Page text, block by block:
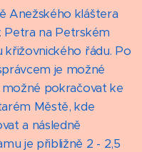
Anežského kláštera
Petra na Petrském
křižovnického řádu. Po
je možné
pokračovat ke
Městě, kde
a následně
je přibližně 2 - 2,5